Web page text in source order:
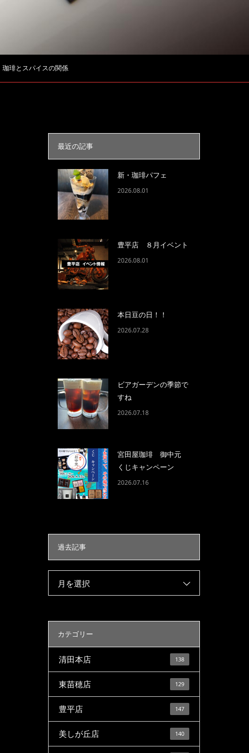
珈琲とスパイスの関係
最近の記事
新・珈琲パフェ
2026.08.01
豊平店 ８月イベント
2026.08.01
本日豆の日！！
2026.07.28
ビアガーデンの季節で
すね
2026.07.18
宮田屋珈琲 御中元
くじキャンペーン
2026.07.16
過去記事
月を選択
カテゴリー
清田本店 138
東苗穂店 129
豊平店 147
美しが丘店 140